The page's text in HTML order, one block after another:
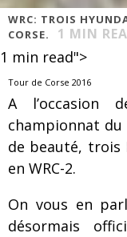
WRC: TROIS
CORSE.
1 MIN
1 min read">
Tour de Corse 2016
A l’occasion
championnat du
de beauté, trois
en WRC-2.
On vous en
désormais